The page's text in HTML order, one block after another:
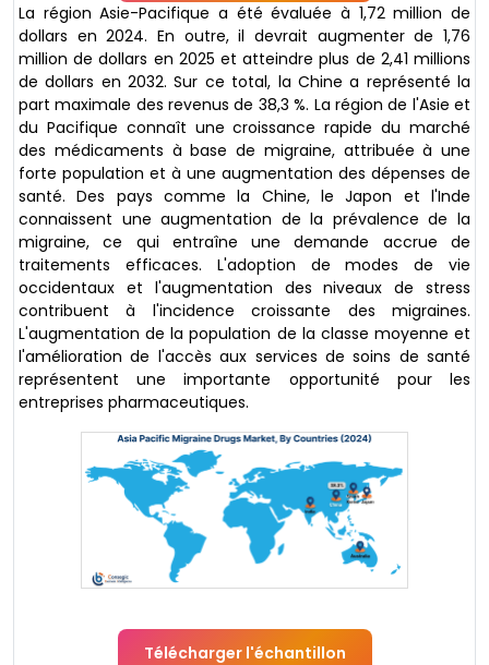
La région Asie-Pacifique a été évaluée à 1,72 million de
dollars en 2024. En outre, il devrait augmenter de 1,76
million de dollars en 2025 et atteindre plus de 2,41 millions
de dollars en 2032. Sur ce total, la Chine a représenté la
part maximale des revenus de 38,3 %. La région de l'Asie et
du Pacifique connaît une croissance rapide du marché
des médicaments à base de migraine, attribuée à une
forte population et à une augmentation des dépenses de
santé. Des pays comme la Chine, le Japon et l'Inde
connaissent une augmentation de la prévalence de la
migraine, ce qui entraîne une demande accrue de
traitements efficaces. L'adoption de modes de vie
occidentaux et l'augmentation des niveaux de stress
contribuent à l'incidence croissante des migraines.
L'augmentation de la population de la classe moyenne et
l'amélioration de l'accès aux services de soins de santé
représentent une importante opportunité pour les
entreprises pharmaceutiques.
Télécharger l'échantillon